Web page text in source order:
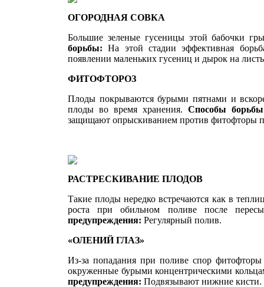
ОГОРОДНАЯ СОВКА
Большие зеленые гусеницы этой бабочки
борьбы:На этой стадии эффективная
появлении ма­леньких гусениц и дырок на
ФИТОФТОРОЗ
Плоды покрываются бурыми пятнами и
плоды во время хранения. Способы
защищают оп­рыскиванием против фитофторы
РАСТРЕСКИВАНИЕ ПЛОДОВ
Такие плоды нередко встречаются как в
роста при обильном поливе после
предупреждения: Регулярный полив.
«ОЛЕНИЙ ГЛАЗ»
Из-за попадания при поливе спор
окруженные бурыми концентрическими
предупреждения: Подвязывают ниж­ние